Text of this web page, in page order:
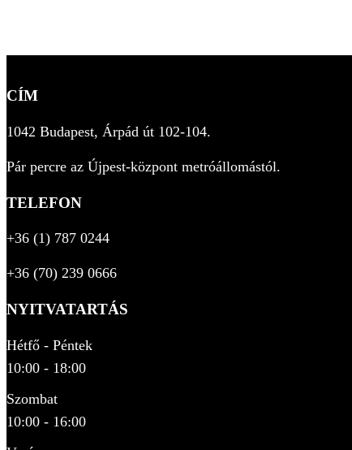
CÍM
1042 Budapest, Árpád út 102-104.
Pár percre az Újpest-központ metróállomástól.
TELEFON
+36 (1) 787 0244
+36 (70) 239 0666
NYITVATARTÁS
Hétfő - Péntek
10:00 - 18:00
Szombat
10:00 - 16:00